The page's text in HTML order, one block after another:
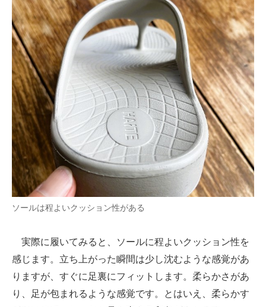
ソールは程よいクッション性がある
実際に履いてみると、ソールに程よいクッション性を
感じます。立ち上がった瞬間は少し沈むような感覚があ
りますが、すぐに足裏にフィットします。柔らかさがあ
り、足が包まれるような感覚です。とはいえ、柔らかす